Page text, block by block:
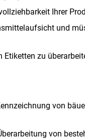
content
Ihrer
und
Etiketten zu
von
von